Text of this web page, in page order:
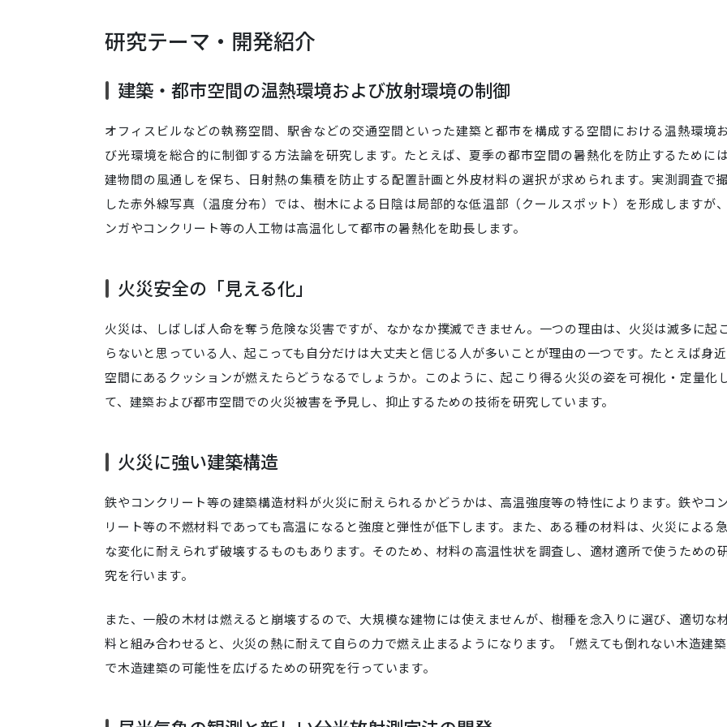
研究テーマ・開発紹介
建築・都市空間の温熱環境および放射環境の制御
オフィスビルなどの執務空間、駅舎などの交通空間といった建築と都市を構成する空間における温熱環境
び光環境を総合的に制御する方法論を研究します。たとえば、夏季の都市空間の暑熱化を防止するためには
建物間の風通しを保ち、日射熱の集積を防止する配置計画と外皮材料の選択が求められます。実測調査で
した赤外線写真（温度分布）では、樹木による日陰は局部的な低温部（クールスポット）を形成しますが
ンガやコンクリート等の人工物は高温化して都市の暑熱化を助長します。
火災安全の「見える化」
火災は、しばしば人命を奪う危険な災害ですが、なかなか撲滅できません。一つの理由は、火災は滅多に起
らないと思っている人、起こっても自分だけは大丈夫と信じる人が多いことが理由の一つです。たとえば身
空間にあるクッションが燃えたらどうなるでしょうか。このように、起こり得る火災の姿を可視化・定量化
て、建築および都市空間での火災被害を予見し、抑止するための技術を研究しています。
火災に強い建築構造
鉄やコンクリート等の建築構造材料が火災に耐えられるかどうかは、高温強度等の特性によります。鉄やコ
リート等の不燃材料であっても高温になると強度と弾性が低下します。また、ある種の材料は、火災による
な変化に耐えられず破壊するものもあります。そのため、材料の高温性状を調査し、適材適所で使うための
究を行います。
また、一般の木材は燃えると崩壊するので、大規模な建物には使えませんが、樹種を念入りに選び、適切な
料と組み合わせると、火災の熱に耐えて自らの力で燃え止まるようになります。「燃えても倒れない木造建築
で木造建築の可能性を広げるための研究を行っています。